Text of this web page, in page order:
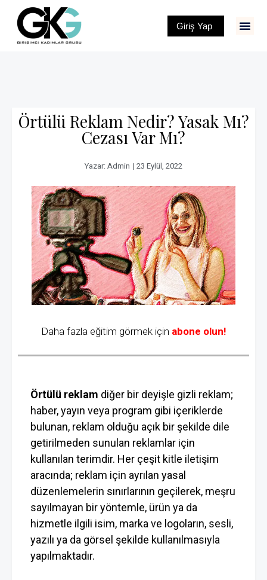
Giriş Yap
Örtülü Reklam Nedir? Yasak Mı?
Cezası Var Mı?
Yazar:Admin | 23 Eylül, 2022
Daha fazla eğitim görmek için abone olun!
Örtülü reklam diğer bir deyişle gizli reklam;
haber, yayın veya program gibi içeriklerde
bulunan, reklam olduğu açık bir şekilde dile
getirilmeden sunulan reklamlar için
kullanılan terimdir. Her çeşit kitle iletişim
aracında; reklam için ayrılan yasal
düzenlemelerin sınırlarının geçilerek, meşru
sayılmayan bir yöntemle, ürün ya da
hizmetle ilgili isim, marka ve logoların, sesli,
yazılı ya da görsel şekilde kullanılmasıyla
yapılmaktadır.